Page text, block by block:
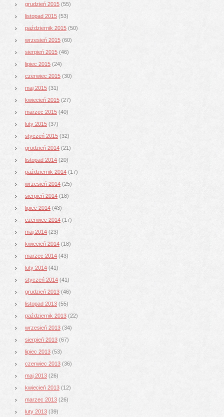
grudzień 2015 (55)
listopad 2015 (53)
październik 2015 (50)
wrzesień 2015 (60)
sierpień 2015 (46)
lipiec 2015 (24)
czerwiec 2015 (30)
maj 2015 (31)
kwiecień 2015 (27)
marzec 2015 (40)
luty 2015 (37)
styczeń 2015 (32)
grudzień 2014 (21)
listopad 2014 (20)
październik 2014 (17)
wrzesień 2014 (25)
sierpień 2014 (18)
lipiec 2014 (43)
czerwiec 2014 (17)
maj 2014 (23)
kwiecień 2014 (18)
marzec 2014 (43)
luty 2014 (41)
styczeń 2014 (41)
grudzień 2013 (46)
listopad 2013 (55)
październik 2013 (22)
wrzesień 2013 (34)
sierpień 2013 (67)
lipiec 2013 (53)
czerwiec 2013 (36)
maj 2013 (26)
kwiecień 2013 (12)
marzec 2013 (26)
luty 2013 (39)